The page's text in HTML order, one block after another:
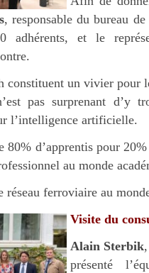
, responsable du bureau
adhérents, et le
constituent un vivier pour
pas surprenant d’y
l’intelligence artificielle.
80% d’apprentis pour
au monde
réseau ferroviaire au
Visite du
Alain Sterbik
présenté